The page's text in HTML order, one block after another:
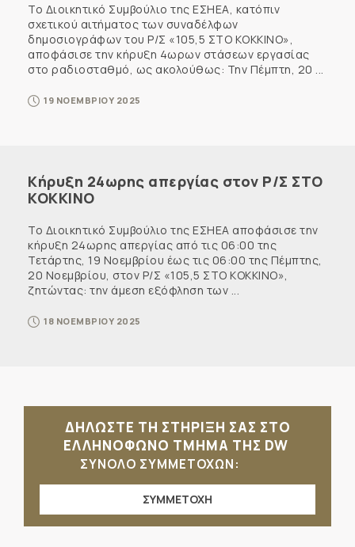
Το Διοικητικό Συμβούλιο της ΕΣΗΕΑ, κατόπιν
σχετικού αιτήματος των συναδέλφων
δημοσιογράφων του Ρ/Σ «105,5 ΣΤΟ ΚΟΚΚΙΝΟ»,
αποφάσισε την κήρυξη 4ωρων στάσεων εργασίας
στο ραδιοσταθμό, ως ακολούθως: Την Πέμπτη, 20 ...
19 ΝΟΕΜΒΡΙΟΥ 2025
Κήρυξη 24ωρης απεργίας στον Ρ/Σ ΣΤΟ
ΚΟΚΚΙΝΟ
Το Διοικητικό Συμβούλιο της ΕΣΗΕΑ αποφάσισε την
κήρυξη 24ωρης απεργίας από τις 06:00 της
Τετάρτης, 19 Νοεμβρίου έως τις 06:00 της Πέμπτης,
20 Νοεμβρίου, στον Ρ/Σ «105,5 ΣΤΟ ΚΟΚΚΙΝΟ»,
ζητώντας: την άμεση εξόφληση των ...
18 ΝΟΕΜΒΡΙΟΥ 2025
ΔΗΛΩΣΤΕ ΤΗ ΣΤΗΡΙΞΗ ΣΑΣ ΣΤΟ
ΕΛΛΗΝΟΦΩΝΟ ΤΜΗΜΑ ΤΗΣ DW
ΣΥΝΟΛΟ ΣΥΜΜΕΤΟΧΩΝ:
ΣΥΜΜΕΤΟΧΗ